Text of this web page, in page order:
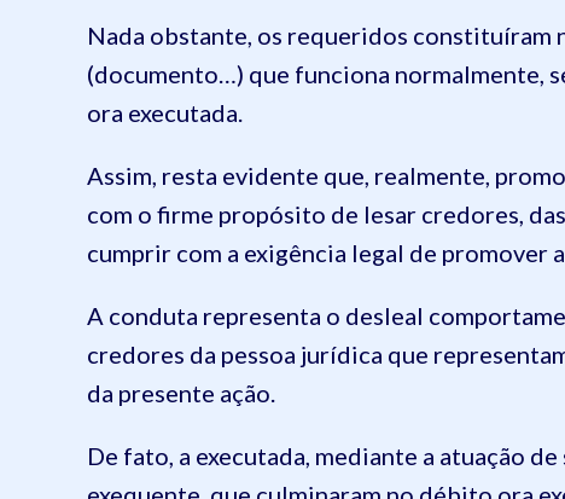
Nada obstante, os requeridos constituíram
(documento…) que funciona normalmente,
ora executada.
Assim, resta evidente que, realmente,
com o firme propósito de lesar credores,
cumprir com a exigência legal de promover
A conduta representa o desleal
credores da pessoa jurídica que
da presente ação.
De fato, a executada, mediante a atuação